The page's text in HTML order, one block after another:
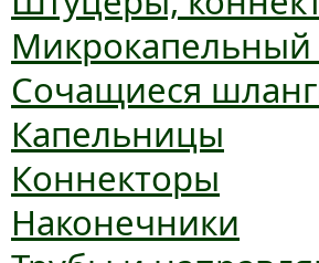
Микрокапельный
Сочащиеся
Капельницы
Коннекторы
Наконечники